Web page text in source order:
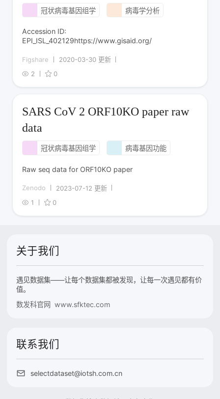
冠状病毒基因组学 病毒学分析
Accession ID:
EPI_ISL_402129https://www.gisaid.org/
Figshare
2020-03-30 更新
2
0
SARS CoV 2 ORF10KO paper raw
data
冠状病毒基因组学 病毒基因功能
Raw seq data for ORF10KO paper
Zenodo
2023-07-12 更新
1
0
关于我们
遇见数据集——让每个数据集都被发现，让每一次遇见都有价
值。
数发科官网 www.sfktec.com
联系我们
selectdataset@iotsh.com.cn